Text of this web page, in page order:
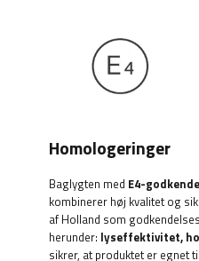
Homologeringer
Baglygten med E4-
kombinerer høj kvalitet og
af Holland som
herunder: lyseffektivitet,
sikrer, at produktet er egnet